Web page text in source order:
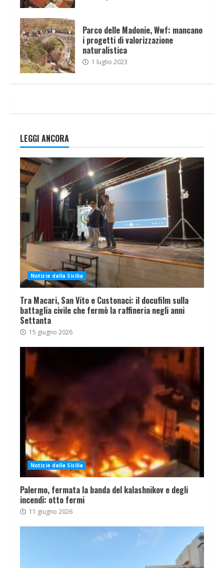
Parco delle Madonie, Wwf: mancano
i progetti di valorizzazione
naturalistica
1 luglio 2023
LEGGI ANCORA
Notizie dalla Sicilia
Tra Macari, San Vito e Custonaci: il docufilm sulla
battaglia civile che fermò la raffineria negli anni
Settanta
15 giugno 2026
Notizie dalla Sicilia
Palermo, fermata la banda del kalashnikov e degli
incendi: otto fermi
11 giugno 2026